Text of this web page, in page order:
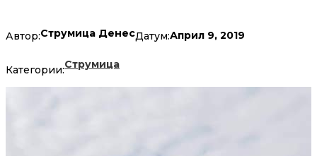
Автор:Струмица ДенесДатум:Април 9, 2019
Категории:Струмица